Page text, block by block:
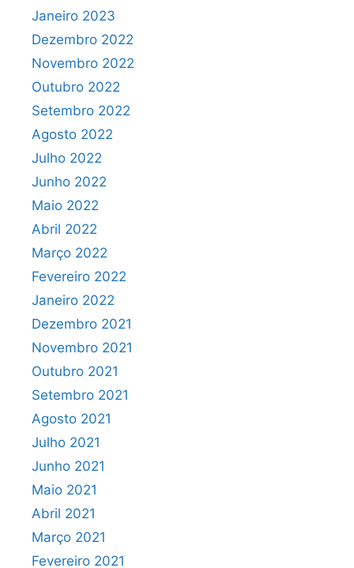
Janeiro 2023
Dezembro 2022
Novembro 2022
Outubro 2022
Setembro 2022
Agosto 2022
Julho 2022
Junho 2022
Maio 2022
Abril 2022
Março 2022
Fevereiro 2022
Janeiro 2022
Dezembro 2021
Novembro 2021
Outubro 2021
Setembro 2021
Agosto 2021
Julho 2021
Junho 2021
Maio 2021
Abril 2021
Março 2021
Fevereiro 2021